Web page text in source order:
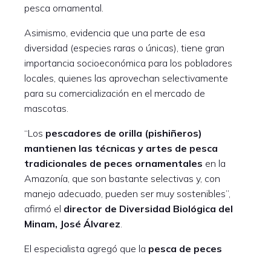
pesca ornamental.
Asimismo, evidencia que una parte de esa
diversidad (especies raras o únicas), tiene gran
importancia socioeconómica para los pobladores
locales, quienes las aprovechan selectivamente
para su comercialización en el mercado de
mascotas.
“Los pescadores de orilla (pishiñeros)
mantienen las técnicas y artes de pesca
tradicionales de peces ornamentales en la
Amazonía, que son bastante selectivas y, con
manejo adecuado, pueden ser muy sostenibles”,
afirmó el director de Diversidad Biológica del
Minam, José Álvarez.
El especialista agregó que la pesca de peces